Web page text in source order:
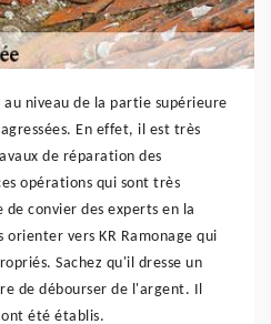
niveau de la partie supérieure
En effet, il est très
de réparation des
opérations qui sont très
convier des experts en la
vers KR Ramonage qui
Sachez qu'il dresse un
de débourser de l'argent. Il
ont été établis.